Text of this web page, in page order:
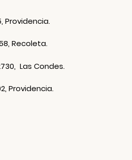
Providencia.
Recoleta.
Las Condes.
Providencia.